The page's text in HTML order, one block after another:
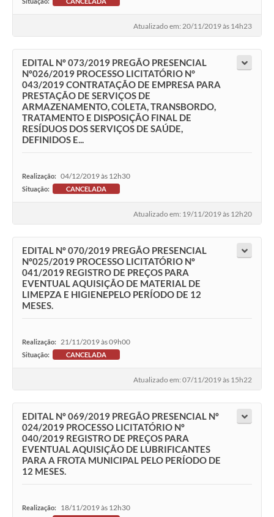
Atualizado em: 20/11/2019 às 14h23
EDITAL Nº 073/2019 PREGÃO PRESENCIAL
Nº026/2019 PROCESSO LICITATÓRIO N°
043/2019 CONTRATAÇÃO DE EMPRESA PARA
PRESTAÇÃO DE SERVIÇOS DE
ARMAZENAMENTO, COLETA, TRANSBORDO,
TRATAMENTO E DISPOSIÇÃO FINAL DE
RESÍDUOS DOS SERVIÇOS DE SAÚDE,
DEFINIDOS E...
Realização: 04/12/2019 às 12h30
Situação: CANCELADA
Atualizado em: 19/11/2019 às 12h20
EDITAL Nº 070/2019 PREGÃO PRESENCIAL
Nº025/2019 PROCESSO LICITATÓRIO Nº
041/2019 REGISTRO DE PREÇOS PARA
EVENTUAL AQUISIÇÃO DE MATERIAL DE
LIMEPZA E HIGIENEPELO PERÍODO DE 12
MESES.
Realização: 21/11/2019 às 09h00
Situação: CANCELADA
Atualizado em: 07/11/2019 às 15h22
EDITAL Nº 069/2019 PREGÃO PRESENCIAL Nº
024/2019 PROCESSO LICITATÓRIO Nº
040/2019 REGISTRO DE PREÇOS PARA
EVENTUAL AQUISIÇÃO DE LUBRIFICANTES
PARA A FROTA MUNICIPAL PELO PERÍODO DE
12 MESES.
Realização: 18/11/2019 às 12h30